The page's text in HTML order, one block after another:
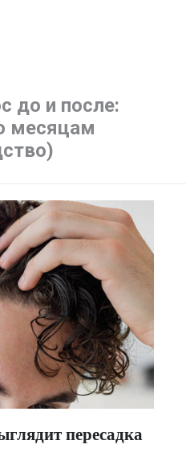
до и после:
месяцам
пересадка